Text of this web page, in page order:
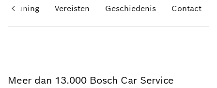
Vereisten Geschiedenis Contact
Meer dan 13.000 Bosch Car Service